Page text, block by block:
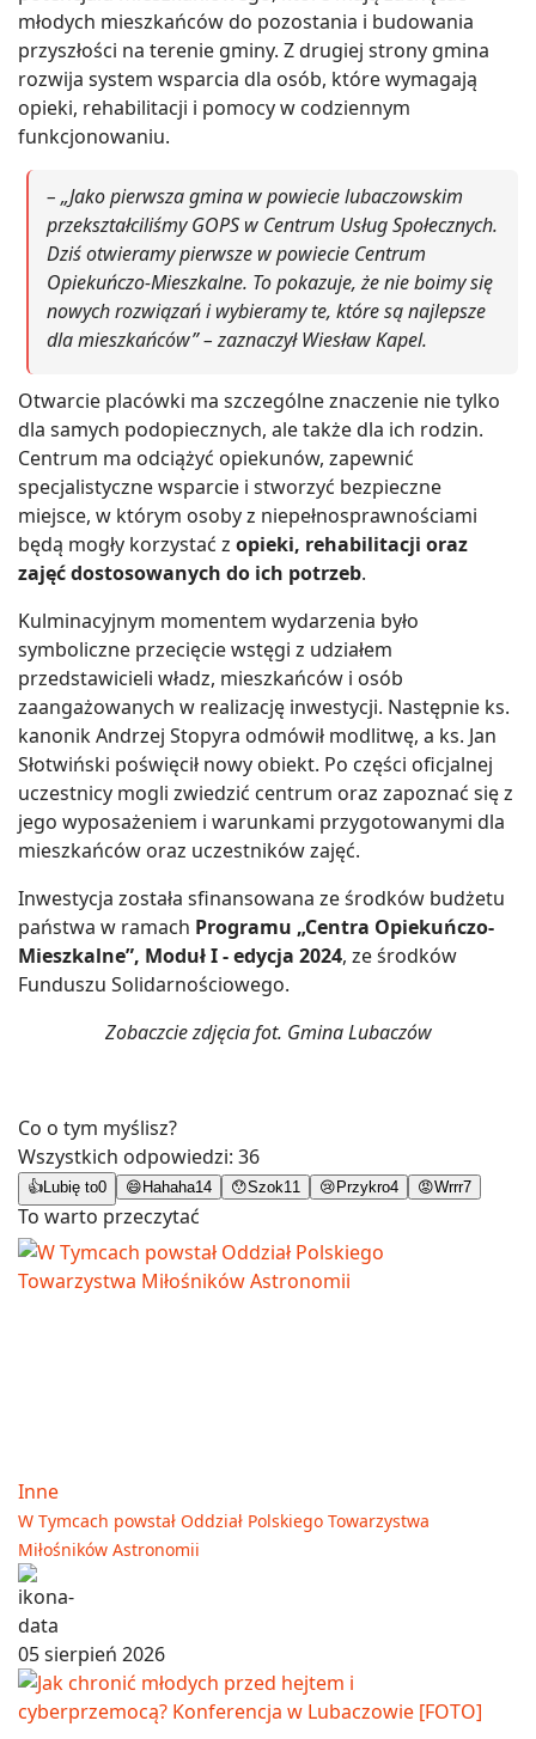
młodych mieszkańców do pozostania i budowania
przyszłości na terenie gminy. Z drugiej strony gmina
rozwija system wsparcia dla osób, które wymagają
opieki, rehabilitacji i pomocy w codziennym
funkcjonowaniu.
– „Jako pierwsza gmina w powiecie lubaczowskim
przekształciliśmy GOPS w Centrum Usług Społecznych.
Dziś otwieramy pierwsze w powiecie Centrum
Opiekuńczo-Mieszkalne. To pokazuje, że nie boimy się
nowych rozwiązań i wybieramy te, które są najlepsze
dla mieszkańców” – zaznaczył Wiesław Kapel.
Otwarcie placówki ma szczególne znaczenie nie tylko
dla samych podopiecznych, ale także dla ich rodzin.
Centrum ma odciążyć opiekunów, zapewnić
specjalistyczne wsparcie i stworzyć bezpieczne
miejsce, w którym osoby z niepełnosprawnościami
będą mogły korzystać z opieki, rehabilitacji oraz
zajęć dostosowanych do ich potrzeb.
Kulminacyjnym momentem wydarzenia było
symboliczne przecięcie wstęgi z udziałem
przedstawicieli władz, mieszkańców i osób
zaangażowanych w realizację inwestycji. Następnie ks.
kanonik Andrzej Stopyra odmówił modlitwę, a ks. Jan
Słotwiński poświęcił nowy obiekt. Po części oficjalnej
uczestnicy mogli zwiedzić centrum oraz zapoznać się z
jego wyposażeniem i warunkami przygotowanymi dla
mieszkańców oraz uczestników zajęć.
Inwestycja została sfinansowana ze środków budżetu
państwa w ramach Programu „Centra Opiekuńczo-
Mieszkalne”, Moduł I - edycja 2024, ze środków
Funduszu Solidarnościowego.
Zobaczcie zdjęcia fot. Gmina Lubaczów
Co o tym myślisz?
Wszystkich odpowiedzi: 36
👍 Lubię to0 😄 Hahaha14 😯Szok11 😢 Przykro4 😡Wrrr7
To warto przeczytać
Inne
W Tymcach powstał Oddział Polskiego Towarzystwa
Miłośników Astronomii
05 sierpień 2026